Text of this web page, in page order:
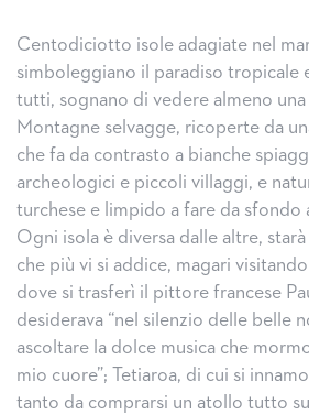
Centodiciotto isole adagiate nel
simboleggiano il paradiso tropicale
tutti, sognano di vedere almeno
Montagne selvagge, ricoperte da
che fa da contrasto a bianche
archeologici e piccoli villaggi, e
turchese e limpido a fare da sfondo
Ogni isola è diversa dalle altre,
che più vi si addice, magari
dove si trasferì il pittore francese
desiderava “nel silenzio delle belle
ascoltare la dolce musica che
mio cuore”; Tetiaroa, di cui si
tanto da comprarsi un atollo tutto